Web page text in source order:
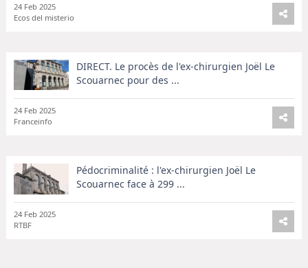
24 Feb 2025
Ecos del misterio
DIRECT. Le procès de l'ex-chirurgien Joël Le
Scouarnec pour des ...
24 Feb 2025
Franceinfo
Pédocriminalité : l'ex-chirurgien Joël Le
Scouarnec face à 299 ...
24 Feb 2025
RTBF